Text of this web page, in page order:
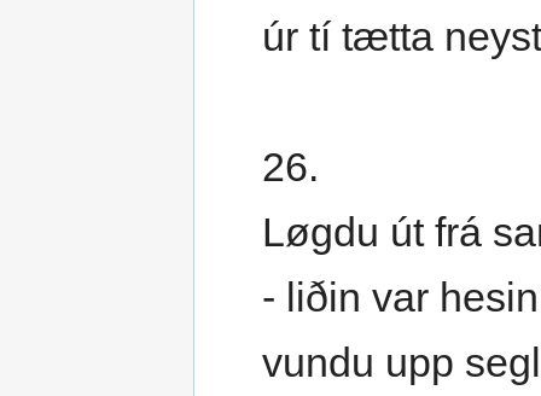
úr tí tætta
26.
Løgdu út frá
- liðin var
vundu upp